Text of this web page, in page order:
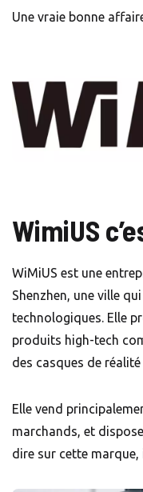
Une vraie bonne
WimiUS
WiMiUS est une
Shenzhen, une ville
technologiques. Elle
produits high-tech
des casques de
Elle vend
marchands, et dispose
dire sur cette